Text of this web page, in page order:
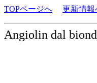
TOPページへ 更新情報
Angiolin dal